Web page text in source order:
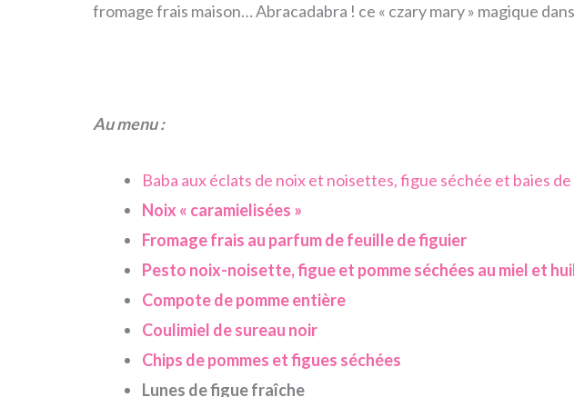
fromage frais maison… Abracadabra ! ce « czary mary » magique
Au menu :
Baba aux éclats de noix et noisettes, figue séchée et baies
Noix « caramielisées »
Fromage frais au parfum de feuille de figuier
Pesto noix-noisette, figue et pomme séchées au miel et
Compote de pomme entière
Coulimiel de sureau noir
Chips de pommes et figues séchées
Lunes de figue fraîche